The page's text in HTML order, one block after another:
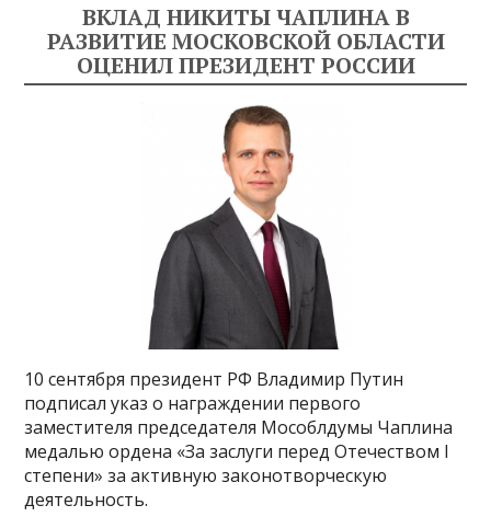
ВКЛАД НИКИТЫ ЧАПЛИНА В
РАЗВИТИЕ МОСКОВСКОЙ ОБЛАСТИ
ОЦЕНИЛ ПРЕЗИДЕНТ РОССИИ
10 сентября президент РФ Владимир Путин
подписал указ о награждении первого
заместителя председателя Мособлдумы Чаплина
медалью ордена «За заслуги перед Отечеством I
степени» за активную законотворческую
деятельность.